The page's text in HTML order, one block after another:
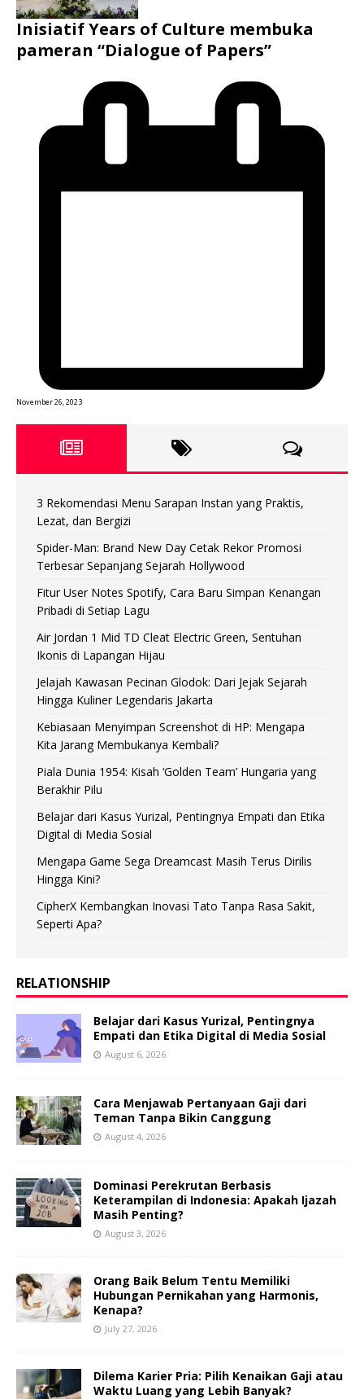
Inisiatif Years of Culture membuka
pameran “Dialogue of Papers”
November 26, 2023
3 Rekomendasi Menu Sarapan Instan yang Praktis,
Lezat, dan Bergizi
Spider-Man: Brand New Day Cetak Rekor Promosi
Terbesar Sepanjang Sejarah Hollywood
Fitur User Notes Spotify, Cara Baru Simpan Kenangan
Pribadi di Setiap Lagu
Air Jordan 1 Mid TD Cleat Electric Green, Sentuhan
Ikonis di Lapangan Hijau
Jelajah Kawasan Pecinan Glodok: Dari Jejak Sejarah
Hingga Kuliner Legendaris Jakarta
Kebiasaan Menyimpan Screenshot di HP: Mengapa
Kita Jarang Membukanya Kembali?
Piala Dunia 1954: Kisah ‘Golden Team’ Hungaria yang
Berakhir Pilu
Belajar dari Kasus Yurizal, Pentingnya Empati dan Etika
Digital di Media Sosial
Mengapa Game Sega Dreamcast Masih Terus Dirilis
Hingga Kini?
CipherX Kembangkan Inovasi Tato Tanpa Rasa Sakit,
Seperti Apa?
RELATIONSHIP
Belajar dari Kasus Yurizal, Pentingnya
Empati dan Etika Digital di Media Sosial
August 6, 2026
Cara Menjawab Pertanyaan Gaji dari
Teman Tanpa Bikin Canggung
August 4, 2026
Dominasi Perekrutan Berbasis
Keterampilan di Indonesia: Apakah Ijazah
Masih Penting?
August 3, 2026
Orang Baik Belum Tentu Memiliki
Hubungan Pernikahan yang Harmonis,
Kenapa?
July 27, 2026
Dilema Karier Pria: Pilih Kenaikan Gaji atau
Waktu Luang yang Lebih Banyak?